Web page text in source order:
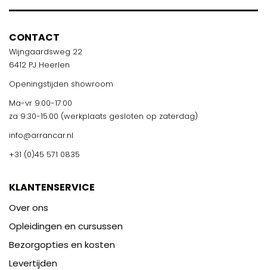
CONTACT
Wijngaardsweg 22
6412 PJ Heerlen
Openingstijden showroom
Ma-vr 9:00-17:00
za 9:30-15:00 (werkplaats gesloten op zaterdag)
info@arrancar.nl
+31 (0)45 571 0835
KLANTENSERVICE
Over ons
Opleidingen en cursussen
Bezorgopties en kosten
Levertijden